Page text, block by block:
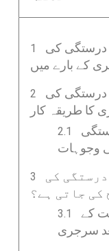
درستگی کی
کے بارے میں
درستگی کی
کا طریقہ کار
وجوہات
کی
کی جاتی ہے؟
کے
سرجری